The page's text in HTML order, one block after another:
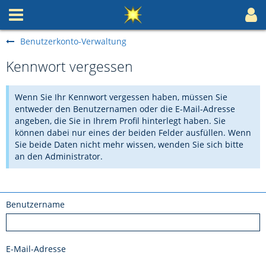
Benutzerkonto-Verwaltung
Kennwort vergessen
Wenn Sie Ihr Kennwort vergessen haben, müssen Sie
entweder den Benutzernamen oder die E-Mail-Adresse
angeben, die Sie in Ihrem Profil hinterlegt haben. Sie
können dabei nur eines der beiden Felder ausfüllen. Wenn
Sie beide Daten nicht mehr wissen, wenden Sie sich bitte
an den Administrator.
Benutzername
E-Mail-Adresse